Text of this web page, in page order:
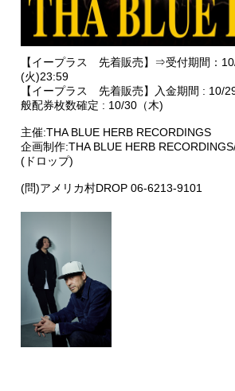
【イープラス 先着販売】⇒受付期間：
(火)23:59
【イープラス 先着販売】入金期間 : 10/
般配券枚数確定 : 10/30（木)
主催:THA BLUE HERB RECORDINGS
企画制作:THA BLUE HERB
(ドロップ)
(問)アメリカ村DROP 06-6213-9101